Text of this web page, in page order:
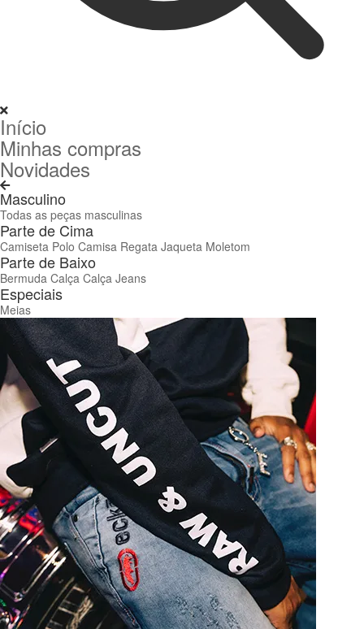
Início
Minhas compras
Novidades
Masculino
Todas as peças masculinas
Parte de Cima
Camiseta Polo Camisa Regata Jaqueta Moletom
Parte de Baixo
Bermuda Calça Calça Jeans
Especiais
Meias